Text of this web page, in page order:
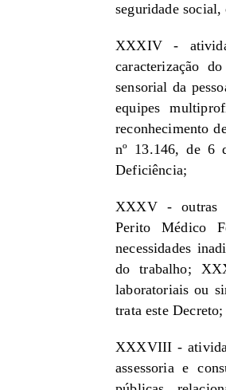
seguridade
XXXIV -
caracterização
sensorial da
equipes
reconhecimento
nº 13.146, de 6
Deficiência;
XXXV - outras
Perito Médico
necessidades
do trabalho;
laboratoriais ou
trata este Decreto;
XXXVIII -
assessoria e